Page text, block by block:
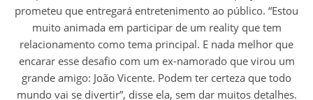
prometeu que entregará entretenimento ao público. “Estou
muito animada em participar de um reality que tem
relacionamento como tema principal. E nada melhor que
encarar esse desafio com um ex-namorado que virou um
grande amigo: João Vicente. Podem ter certeza que todo
mundo vai se divertir”, disse ela, sem dar muitos detalhes.